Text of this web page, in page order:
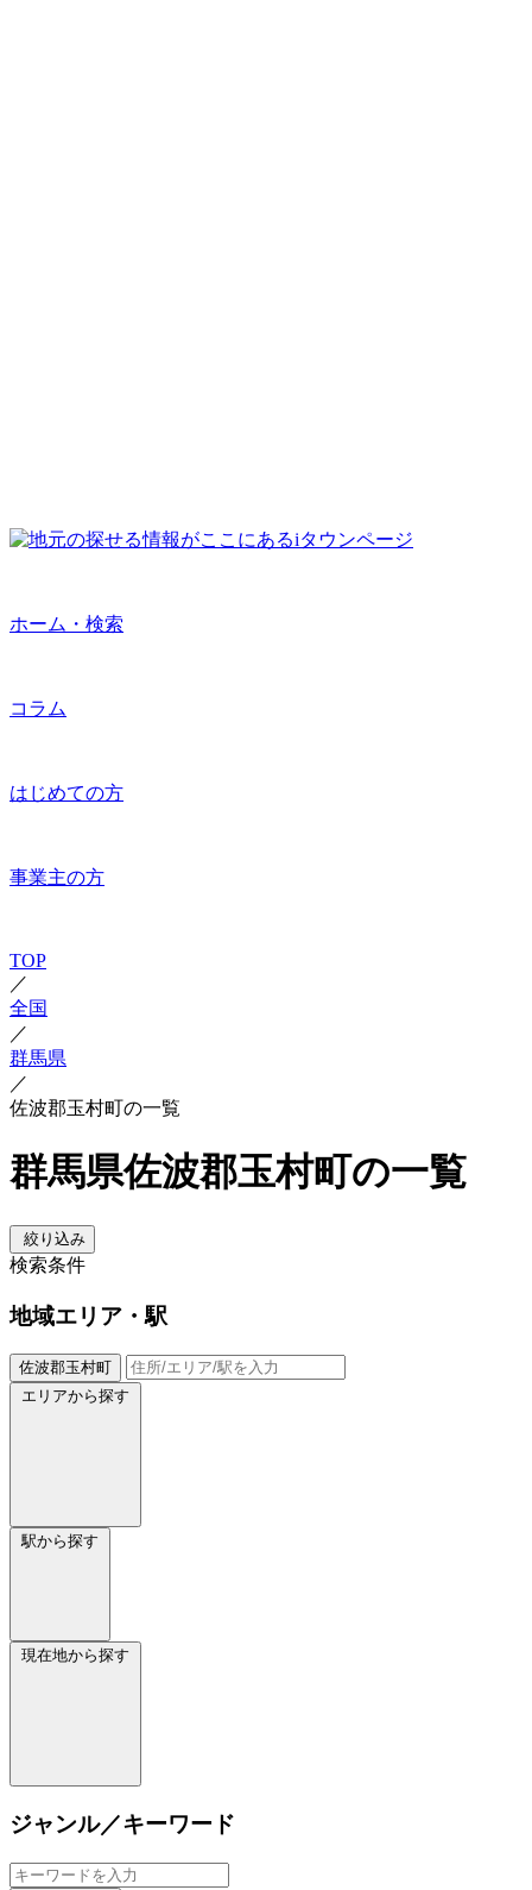
ホーム・検索
コラム
はじめての方
事業主の方
TOP
／
全国
／
群馬県
／
佐波郡玉村町の一覧
群馬県佐波郡玉村町の一覧
絞り込み
検索条件
地域エリア・駅
佐波郡玉村町
エリアから探す
駅から探す
現在地から探す
ジャンル／キーワード